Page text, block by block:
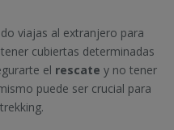
viajas al extranjero para
cubiertas determinadas
el rescate y no tener
puede ser crucial para